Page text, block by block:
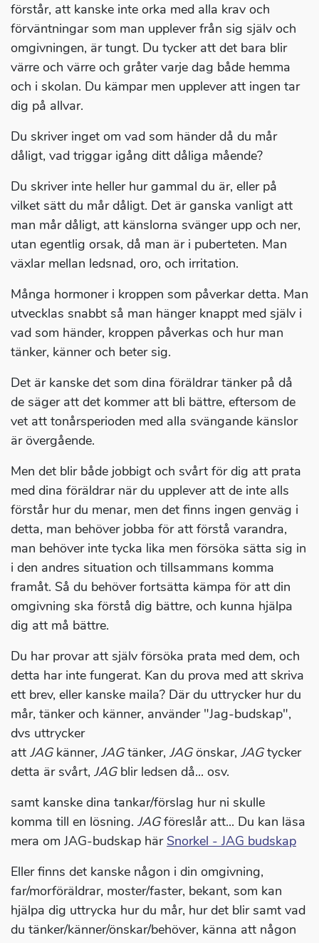
förstår, att kanske inte orka med alla krav och
förväntningar som man upplever från sig själv och
omgivningen, är tungt. Du tycker att det bara blir
värre och värre och gråter varje dag både hemma
och i skolan. Du kämpar men upplever att ingen tar
dig på allvar.
Du skriver inget om vad som händer då du mår
dåligt, vad triggar igång ditt dåliga mående?
Du skriver inte heller hur gammal du är, eller på
vilket sätt du mår dåligt. Det är ganska vanligt att
man mår dåligt, att känslorna svänger upp och ner,
utan egentlig orsak, då man är i puberteten. Man
växlar mellan ledsnad, oro, och irritation.
Många hormoner i kroppen som påverkar detta. Man
utvecklas snabbt så man hänger knappt med själv i
vad som händer, kroppen påverkas och hur man
tänker, känner och beter sig.
Det är kanske det som dina föräldrar tänker på då
de säger att det kommer att bli bättre, eftersom de
vet att tonårsperioden med alla svängande känslor
är övergående.
Men det blir både jobbigt och svårt för dig att prata
med dina föräldrar när du upplever att de inte alls
förstår hur du menar, men det finns ingen genväg i
detta, man behöver jobba för att förstå varandra,
man behöver inte tycka lika men försöka sätta sig in
i den andres situation och tillsammans komma
framåt. Så du behöver fortsätta kämpa för att din
omgivning ska förstå dig bättre, och kunna hjälpa
dig att må bättre.
Du har provar att själv försöka prata med dem, och
detta har inte fungerat. Kan du prova med att skriva
ett brev, eller kanske maila? Där du uttrycker hur du
mår, tänker och känner, använder "Jag-budskap",
dvs uttrycker
att JAGkänner, JAGtänker, JAGönskar, JAGtycker
detta är svårt, JAGblir ledsen då... osv.
samt kanske dina tankar/förslag hur ni skulle
komma till en lösning. JAGföreslår att... Du kan läsa
mera om JAG-budskap här Snorkel - JAG budskap
Eller finns det kanske någon i din omgivning,
far/morföräldrar, moster/faster, bekant, som kan
hjälpa dig uttrycka hur du mår, hur det blir samt vad
du tänker/känner/önskar/behöver, känna att någon